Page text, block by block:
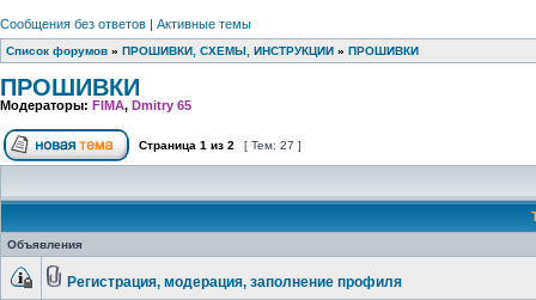
Сообщения без ответов | Активные темы
Список форумов » ПРОШИВКИ, СХЕМЫ, ИНСТРУКЦИИ » ПРОШИВКИ
ПРОШИВКИ
Модераторы: FIMA, Dmitry 65
Страница 1 из 2 [ Тем: 27 ]
Объявления
Регистрация, модерация, заполнение профиля